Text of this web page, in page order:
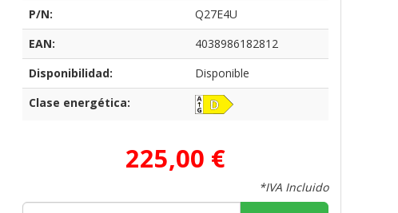
P/N:
Q27E4U
EAN:
4038986182812
Disponibilidad:
Disponible
Clase energética:
225,00 €
*IVA Incluido